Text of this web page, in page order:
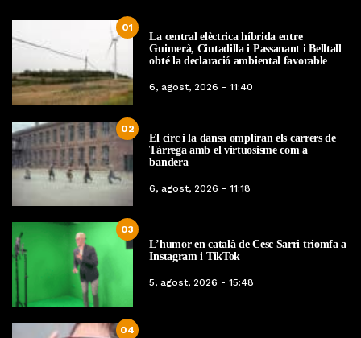
01
La central elèctrica híbrida entre
Guimerà, Ciutadilla i Passanant i Belltall
obté la declaració ambiental favorable
6, agost, 2026 - 11:40
02
El circ i la dansa ompliran els carrers de
Tàrrega amb el virtuosisme com a
bandera
6, agost, 2026 - 11:18
03
L’humor en català de Cesc Sarri triomfa a
Instagram i TikTok
5, agost, 2026 - 15:48
04